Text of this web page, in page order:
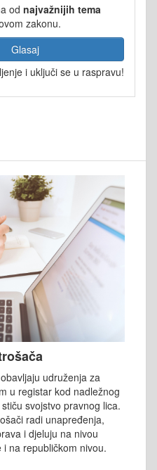
od najvažnijih tema
zakonu.
Glasaj
i uključi se u raspravu!
udruženja za
u registar kod nadležnog
svojstvo pravnog lica.
radi unapređenja,
i djeluju na nivou
na republičkom nivou.